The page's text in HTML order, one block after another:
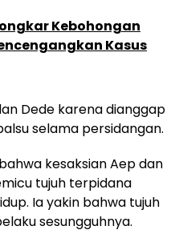
Kebohongan
Kasus
Dede karena dianggap
selama persidangan.
kesaksian Aep dan
tujuh terpidana
Ia yakin bahwa tujuh
sesungguhnya.